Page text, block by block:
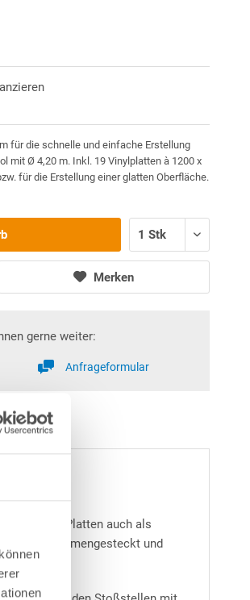
für die schnelle und einfache Erstellung
mit Ø 4,20 m. Inkl. 19 Vinylplatten à 1200 x
für die Erstellung einer glatten Oberfläche.
Merken
gerne weiter:
Anfrageformular
dienen die Platten auch als
zusammengesteckt und